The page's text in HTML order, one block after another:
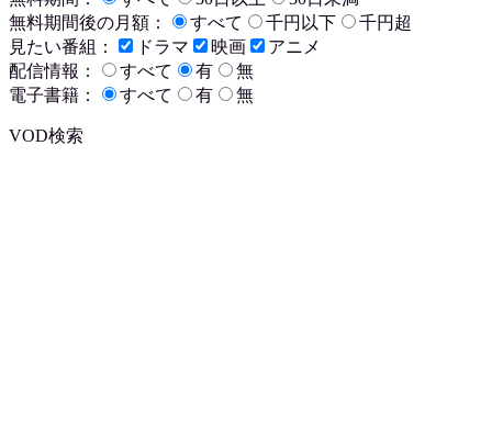
無料期間後の月額：
すべて 千円以下
千円超
見たい番組：
ドラマ 映画
アニメ
配信情報：
すべて 有
無
電子書籍：
すべて 有 無
VOD検索